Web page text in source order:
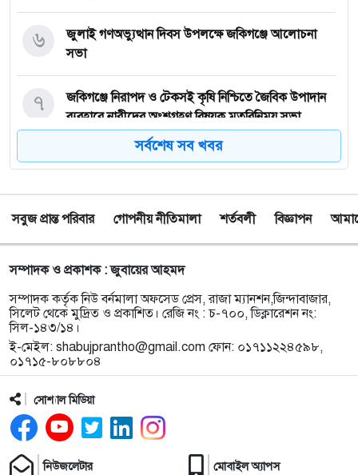
জুলাই গণঅভ্যুত্থান দিবস উপলক্ষে জকিগঞ্জে আলোচনা
সভা
৬
জকিগঞ্জে নিরাপদ ও টেকসই কৃষি নিশ্চিতে জৈবিক উপাদান
ব্যবহারে নারীদের অংশগ্রহণ বিষয়ক মতবিনিময় সভা
৭
টাঙ্গুয়ার হাওর অবৈধভাবে অনুপ্রবেশের দায়ে ৬ হাউসবোটে
৮
সেপ্টেম্বর থেকে সিলেট ওসমানী বিমানবন্দরে ফের বিদেশি
ফ্লাইট চালু করছে সালামএয়ার
৯
জকিগঞ্জে প্রাইম মিনিস্টার্স গোল্ডকাপ ফুটবল টুর্নামেন্ট
উপলক্ষে প্রস্তুতিমূলক সভা
১০
যশোরের স্কুলছাত্রীকে নিয়ে সিলেটে আত্মগোপন, মাজার
গেট থেকে গ্রেফতার হবিগঞ্জের যুবক
১১
বালাউটে ফ্রি চক্ষু চিকিৎসা ক্যাম্প : প্রায় ৫ শত রোগী
পেলেন চিকিৎসাসেবা, ছানি অপারেশনের জন্য ১৬২ জন
১২
সর্বশেষ সব খবর
সবুজ প্রান্ত পরিবার গোপনীয় নীতিমালা শর্তবলী বিজ্ঞাপন
সম্পাদক ও প্রকাশক : জুবায়ের আহমদ
সম্পাদক কর্তৃক নিউ বর্নমালা অফসেড প্রেস, রাজা ম্যানশন,জিন্দাবাজার,
সিলেট থেকে মুদ্রিত ও প্রকাশিত। রেজি নং : চ-৭০০, ডিক্লারেশন নং:
সিল-১৪৩/১৪।
ই-মেইল: shabujprantho@gmail.com ফোন: ০১৭১১২২৪৫৯৮,
০১৭১৫-৮০৮৮০৪
সোশ্যাল মিডিয়া
নিউজলেটার মোবাইল অ্যাপস